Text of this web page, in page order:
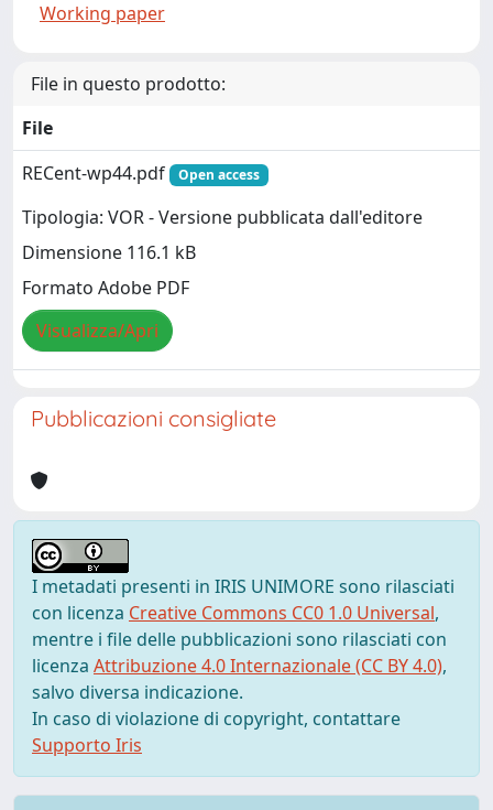
Working paper
File in questo prodotto:
File
RECent-wp44.pdf
Open access
Tipologia: VOR - Versione pubblicata dall'editore
Dimensione 116.1 kB
Formato Adobe PDF
Visualizza/Apri
Pubblicazioni consigliate
I metadati presenti in IRIS UNIMORE sono rilasciati
con licenza Creative Commons CC0 1.0 Universal,
mentre i file delle pubblicazioni sono rilasciati con
licenza Attribuzione 4.0 Internazionale (CC BY 4.0),
salvo diversa indicazione.
In caso di violazione di copyright, contattare
Supporto Iris